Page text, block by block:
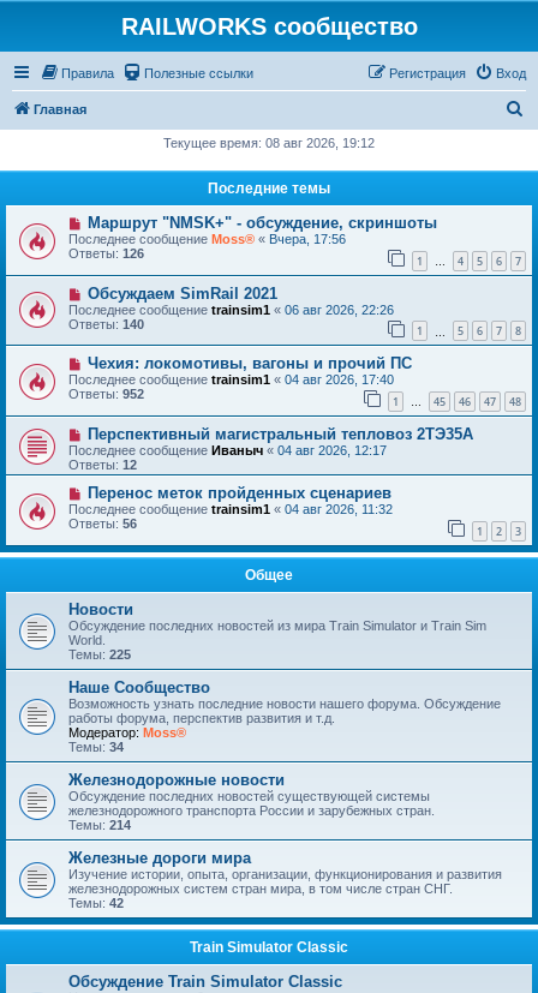
RAILWORKS сообщество
Правила Полезные ссылки Вход
Регистрация
Главная
Текущее время: 08 авг 2026, 19:12
Последние темы
Маршрут "NMSK+" - обсуждение, скриншоты
Последнее сообщение Moss® « Вчера, 17:56
Ответы: 126 1 … 4 5 6 7
Обсуждаем SimRail 2021
Последнее сообщение trainsim1 « 06 авг 2026, 22:26
Ответы: 140 1 5 6 7 8
Чехия: локомотивы, вагоны и прочий ПС
Последнее сообщение trainsim1 « 04 авг 2026, 17:40
Ответы: 952 1 … 45 46 47 48
Перспективный магистральный тепловоз 2ТЭ35А
Последнее сообщение Иваныч « 04 авг 2026, 12:17
Ответы: 12
Перенос меток пройденных сценариев
Последнее сообщение trainsim1 « 04 авг 2026, 11:32
Ответы: 56 1 2 3
Общее
Новости
Обсуждение последних новостей из мира Train Simulator и Train Sim
World.
Темы: 225
Наше Сообщество
Возможность узнать последние новости нашего форума. Обсуждение
работы форума, перспектив развития и т.д.
Модератор: Moss®
Темы: 34
Железнодорожные новости
Обсуждение последних новостей существующей системы
железнодорожного транспорта России и зарубежных стран.
Темы: 214
Железные дороги мира
Изучение истории, опыта, организации, функционирования и развития
железнодорожных систем стран мира, в том числе стран СНГ.
Темы: 42
Train Simulator Classic
Обсуждение Train Simulator Classic